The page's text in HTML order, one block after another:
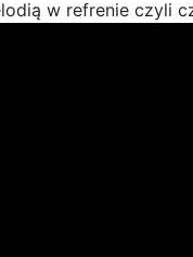
w refrenie czyli